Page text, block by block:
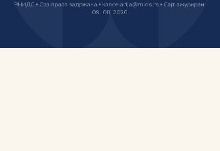
РНИДС • Сва права задржана • kancelarija@rnids.rs • Сајт ажуриран:
09. 08. 2026.